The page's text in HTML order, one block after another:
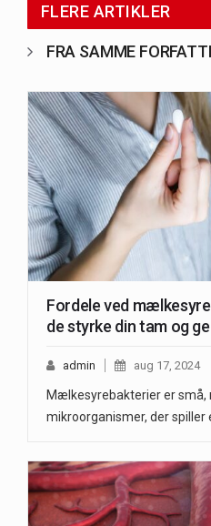
FLERE ARTIKLER
FRA SAMME
Fordele ved
de styrke din tam og
admin aug 17, 2024
Mælkesyrebakterier er
mikroorganismer, der spiller